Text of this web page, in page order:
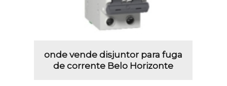
onde vende disjuntor para fuga
de corrente Belo Horizonte